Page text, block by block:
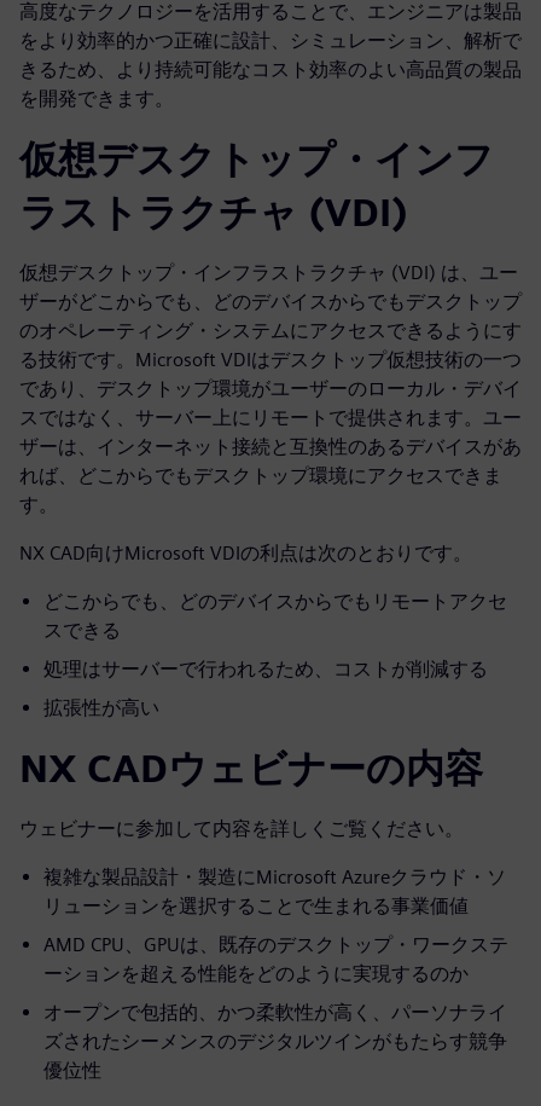
高度なテクノロジーを活用することで、エンジニアは製品
をより効率的かつ正確に設計、シミュレーション、解析で
きるため、より持続可能なコスト効率のよい高品質の製品
を開発できます。
仮想デスクトップ・インフ
ラストラクチャ (VDI)
仮想デスクトップ・インフラストラクチャ (VDI) は、ユー
ザーがどこからでも、どのデバイスからでもデスクトップ
のオペレーティング・システムにアクセスできるようにす
る技術です。Microsoft VDIはデスクトップ仮想技術の一つ
であり、デスクトップ環境がユーザーのローカル・デバイ
スではなく、サーバー上にリモートで提供されます。ユー
ザーは、インターネット接続と互換性のあるデバイスがあ
れば、どこからでもデスクトップ環境にアクセスできま
す。
NX CAD向けMicrosoft VDIの利点は次のとおりです。
どこからでも、どのデバイスからでもリモートアクセ
スできる
処理はサーバーで行われるため、コストが削減する
拡張性が高い
NX CADウェビナーの内容
ウェビナーに参加して内容を詳しくご覧ください。
複雑な製品設計・製造にMicrosoft Azureクラウド・ソ
リューションを選択することで生まれる事業価値
AMD CPU、GPUは、既存のデスクトップ・ワークステ
ーションを超える性能をどのように実現するのか
オープンで包括的、かつ柔軟性が高く、パーソナライ
ズされたシーメンスのデジタルツインがもたらす競争
優位性